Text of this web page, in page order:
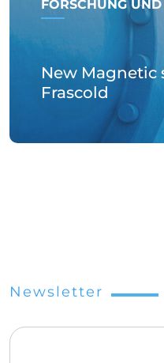
FORSCHUNG
New Magnetic
Frascold
Newsletter